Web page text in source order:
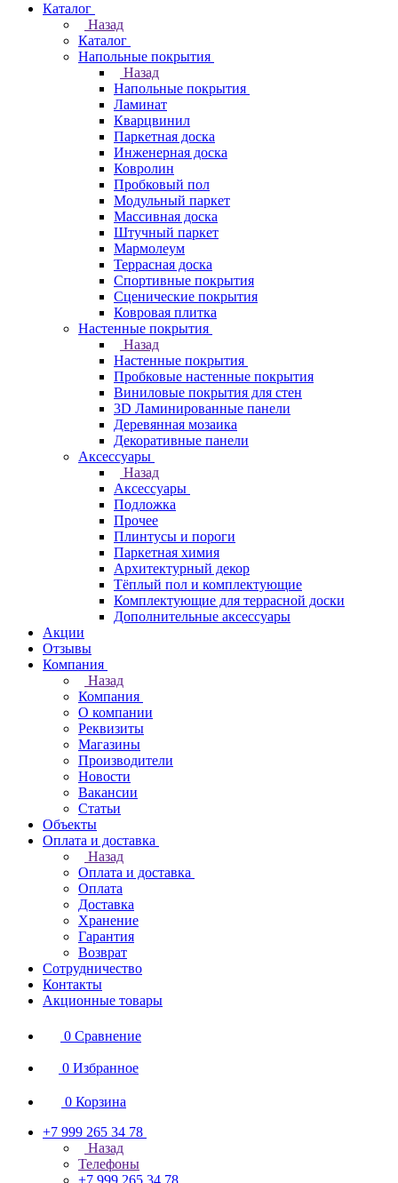
Каталог
Назад
Каталог
Напольные покрытия
Назад
Напольные покрытия
Ламинат
Кварцвинил
Паркетная доска
Инженерная доска
Ковролин
Пробковый пол
Модульный паркет
Массивная доска
Штучный паркет
Мармолеум
Террасная доска
Спортивные покрытия
Сценические покрытия
Ковровая плитка
Настенные покрытия
Назад
Настенные покрытия
Пробковые настенные покрытия
Виниловые покрытия для стен
3D Ламинированные панели
Деревянная мозаика
Декоративные панели
Аксессуары
Назад
Аксессуары
Подложка
Прочее
Плинтусы и пороги
Паркетная химия
Архитектурный декор
Тёплый пол и комплектующие
Комплектующие для террасной доски
Дополнительные аксессуары
Акции
Отзывы
Компания
Назад
Компания
О компании
Реквизиты
Магазины
Производители
Новости
Вакансии
Статьи
Объекты
Оплата и доставка
Назад
Оплата и доставка
Оплата
Доставка
Хранение
Гарантия
Возврат
Сотрудничество
Контакты
Акционные товары
0 Сравнение
0 Избранное
0 Корзина
+7 999 265 34 78
Назад
Телефоны
+7 999 265 34 78